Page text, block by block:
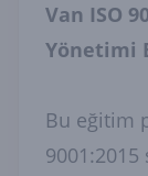
Van ISO
Yönetimi
Bu eğitim